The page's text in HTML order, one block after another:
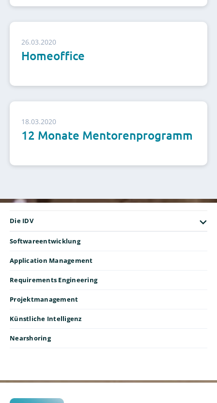
26.03.2020
Homeoffice
18.03.2020
12 Monate Mentorenprogramm
Die IDV
Softwareentwicklung
Application Management
Requirements Engineering
Projektmanagement
Künstliche Intelligenz
Nearshoring